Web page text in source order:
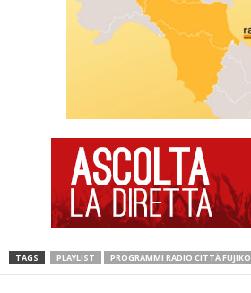
TAGS PLAYLIST PROGRAMMI RADIO CITTÀ FUJIKO